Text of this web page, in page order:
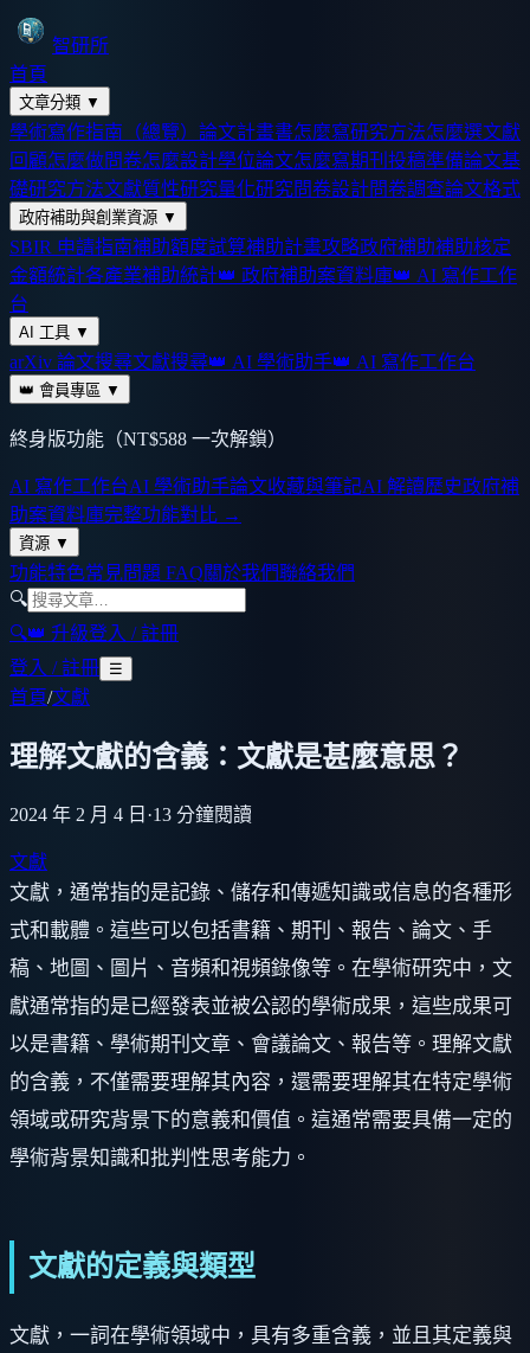
智研所
首頁
文章分類 ▼
學術寫作指南（總覽） 論文計畫書怎麼寫研究方法怎麼選文獻
回顧怎麼做問卷怎麼設計學位論文怎麼寫期刊投稿準備論文基
礎研究方法文獻質性研究量化研究問卷設計問卷調查論文格式
政府補助與創業資源 ▼
SBIR 申請指南補助額度試算補助計畫攻略政府補助補助核定
金額統計各產業補助統計👑 政府補助案資料庫👑 AI 寫作工作
台
AI 工具 ▼
arXiv 論文搜尋文獻搜尋👑 AI 學術助手👑 AI 寫作工作台
👑 會員專區 ▼
終身版功能（NT$588 一次解鎖）
AI 寫作工作台AI 學術助手論文收藏與筆記AI 解讀歷史政府補
助案資料庫完整功能對比 →
資源 ▼
功能特色常見問題 FAQ關於我們聯絡我們
🔍
🔍👑 升級登入 / 註冊
登入 / 註冊 ☰
首頁/文獻
理解文獻的含義：文獻是甚麼意思？
2024 年 2 月 4 日 ·13 分鐘閱讀
文獻
文獻，通常指的是記錄、儲存和傳遞知識或信息的各種形
式和載體。這些可以包括書籍、期刊、報告、論文、手
稿、地圖、圖片、音頻和視頻錄像等。在學術研究中，文
獻通常指的是已經發表並被公認的學術成果，這些成果可
以是書籍、學術期刊文章、會議論文、報告等。理解文獻
的含義，不僅需要理解其內容，還需要理解其在特定學術
領域或研究背景下的意義和價值。這通常需要具備一定的
學術背景知識和批判性思考能力。
文獻的定義與類型
文獻，一詞在學術領域中，具有多重含義，並且其定義與